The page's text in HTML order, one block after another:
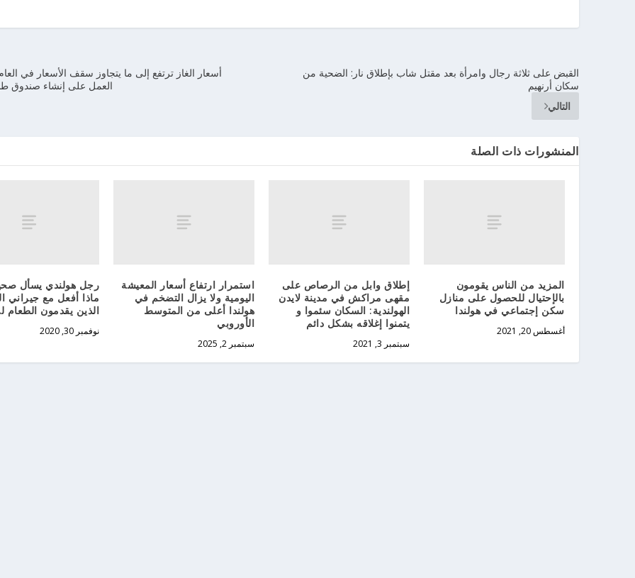
العمل على إنشاء صندوق
القبض على ثلاثة رجال وامرأة بعد مقتل شاب بإطلاق نار: الضحية من
سكان أرنهيم
التالي
المنشورات ذات الصلة
المزيد من الناس يقومون
بالإحتيال للحصول على منازل
سكن إجتماعي في هولندا
أغسطس 20, 2021
إطلاق وابل من الرصاص على
مقهى مراكش في مدينة لايدن
الهولندية: السكان سئموا و
يتمنوا إغلاقه بشكل دائم
سبتمبر 3, 2021
استمرار ارتفاع أسعار المعيشة
اليومية ولا يزال التضخم في
هولندا أعلى من المتوسط
الأوروبي
سبتمبر 2, 2025
رجل هولندي يسأل
ماذا أفعل مع جيراني
الذين يقدمون الطعام
نوفمبر 30, 2020